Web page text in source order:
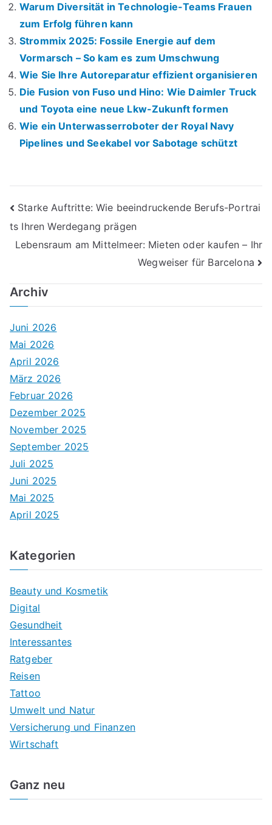
Warum Diversität in Technologie-Teams Frauen
zum Erfolg führen kann
Strommix 2025: Fossile Energie auf dem
Vormarsch – So kam es zum Umschwung
Wie Sie Ihre Autoreparatur effizient organisieren
Die Fusion von Fuso und Hino: Wie Daimler Truck
und Toyota eine neue Lkw-Zukunft formen
Wie ein Unterwasserroboter der Royal Navy
Pipelines und Seekabel vor Sabotage schützt
Beitrags-
Navigation
Starke Auftritte: Wie beeindruckende Berufs-Portrai
ts Ihren Werdegang prägen
Lebensraum am Mittelmeer: Mieten oder kaufen – Ihr
Wegweiser für Barcelona
Archiv
Juni 2026
Mai 2026
April 2026
März 2026
Februar 2026
Dezember 2025
November 2025
September 2025
Juli 2025
Juni 2025
Mai 2025
April 2025
Kategorien
Beauty und Kosmetik
Digital
Gesundheit
Interessantes
Ratgeber
Reisen
Tattoo
Umwelt und Natur
Versicherung und Finanzen
Wirtschaft
Ganz neu